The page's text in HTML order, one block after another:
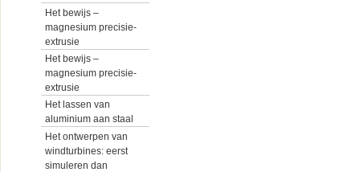
Het bewijs –
magnesium precisie-
extrusie
Het bewijs –
magnesium precisie-
extrusie
Het lassen van
aluminium aan staal
Het ontwerpen van
windturbines: eerst
simuleren dan